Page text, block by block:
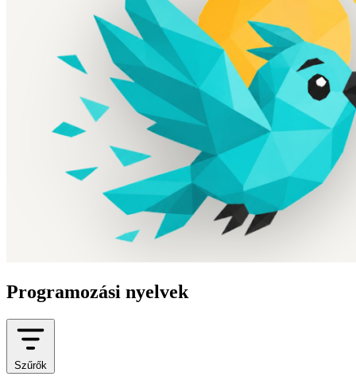
Programozási nyelvek
Szűrők